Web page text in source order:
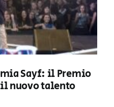
Sayf: il Premio
nuovo talento